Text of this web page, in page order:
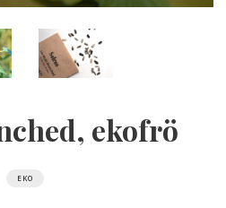
ekofrö
EKO